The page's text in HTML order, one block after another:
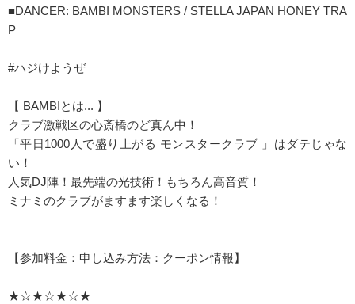
■DANCER: BAMBI MONSTERS / STELLA JAPAN HONEY TRA
P
#ハジけようぜ
【 BAMBIとは... 】
クラブ激戦区の心斎橋のど真ん中！
「平日1000人で盛り上がる モンスタークラブ 」はダテじゃな
い！
人気DJ陣！最先端の光技術！もちろん高音質！
ミナミのクラブがますます楽しくなる！
【参加料金：申し込み方法：クーポン情報】
★☆★☆★☆★